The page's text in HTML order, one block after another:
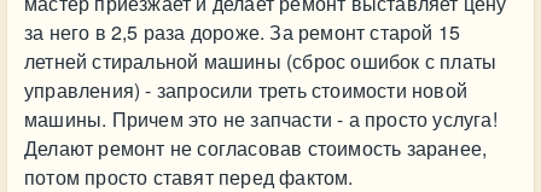
за него в 2,5 раза дороже. За ремонт старой 15
летней стиральной машины (сброс ошибок с платы
управления) - запросили треть стоимости новой
машины. Причем это не запчасти - а просто услуга!
Делают ремонт не согласовав стоимость заранее,
потом просто ставят перед фактом.